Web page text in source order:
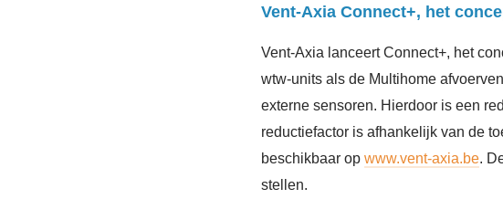
Vent-Axia Connect+, het
Vent-Axia lanceert Connect+, het
wtw-units als de Multihome
externe sensoren. Hierdoor is een
reductiefactor is afhankelijk van de
beschikbaar op www.vent-axia.be.
stellen.